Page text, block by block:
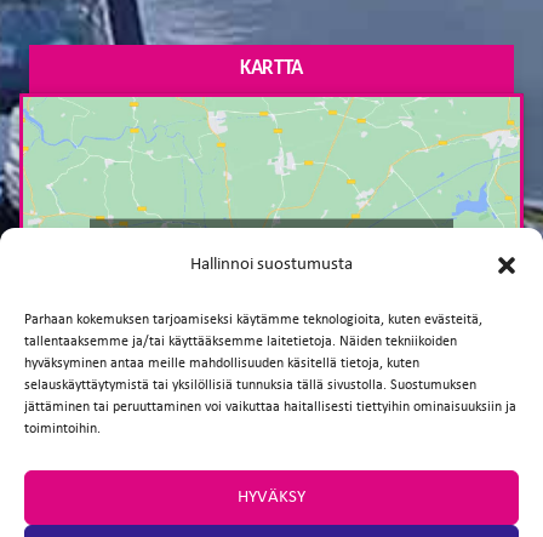
Hallinnoi suostumusta
Parhaan kokemuksen tarjoamiseksi käytämme teknologioita, kuten evästeitä,
tallentaaksemme ja/tai käyttääksemme laitetietoja. Näiden tekniikoiden
hyväksyminen antaa meille mahdollisuuden käsitellä tietoja, kuten
selauskäyttäytymistä tai yksilöllisiä tunnuksia tällä sivustolla. Suostumuksen
jättäminen tai peruuttaminen voi vaikuttaa haitallisesti tiettyihin ominaisuuksiin ja
toimintoihin.
HYVÄKSY
KARTTA
markkinointievästeet ja ottaaksesi tämän